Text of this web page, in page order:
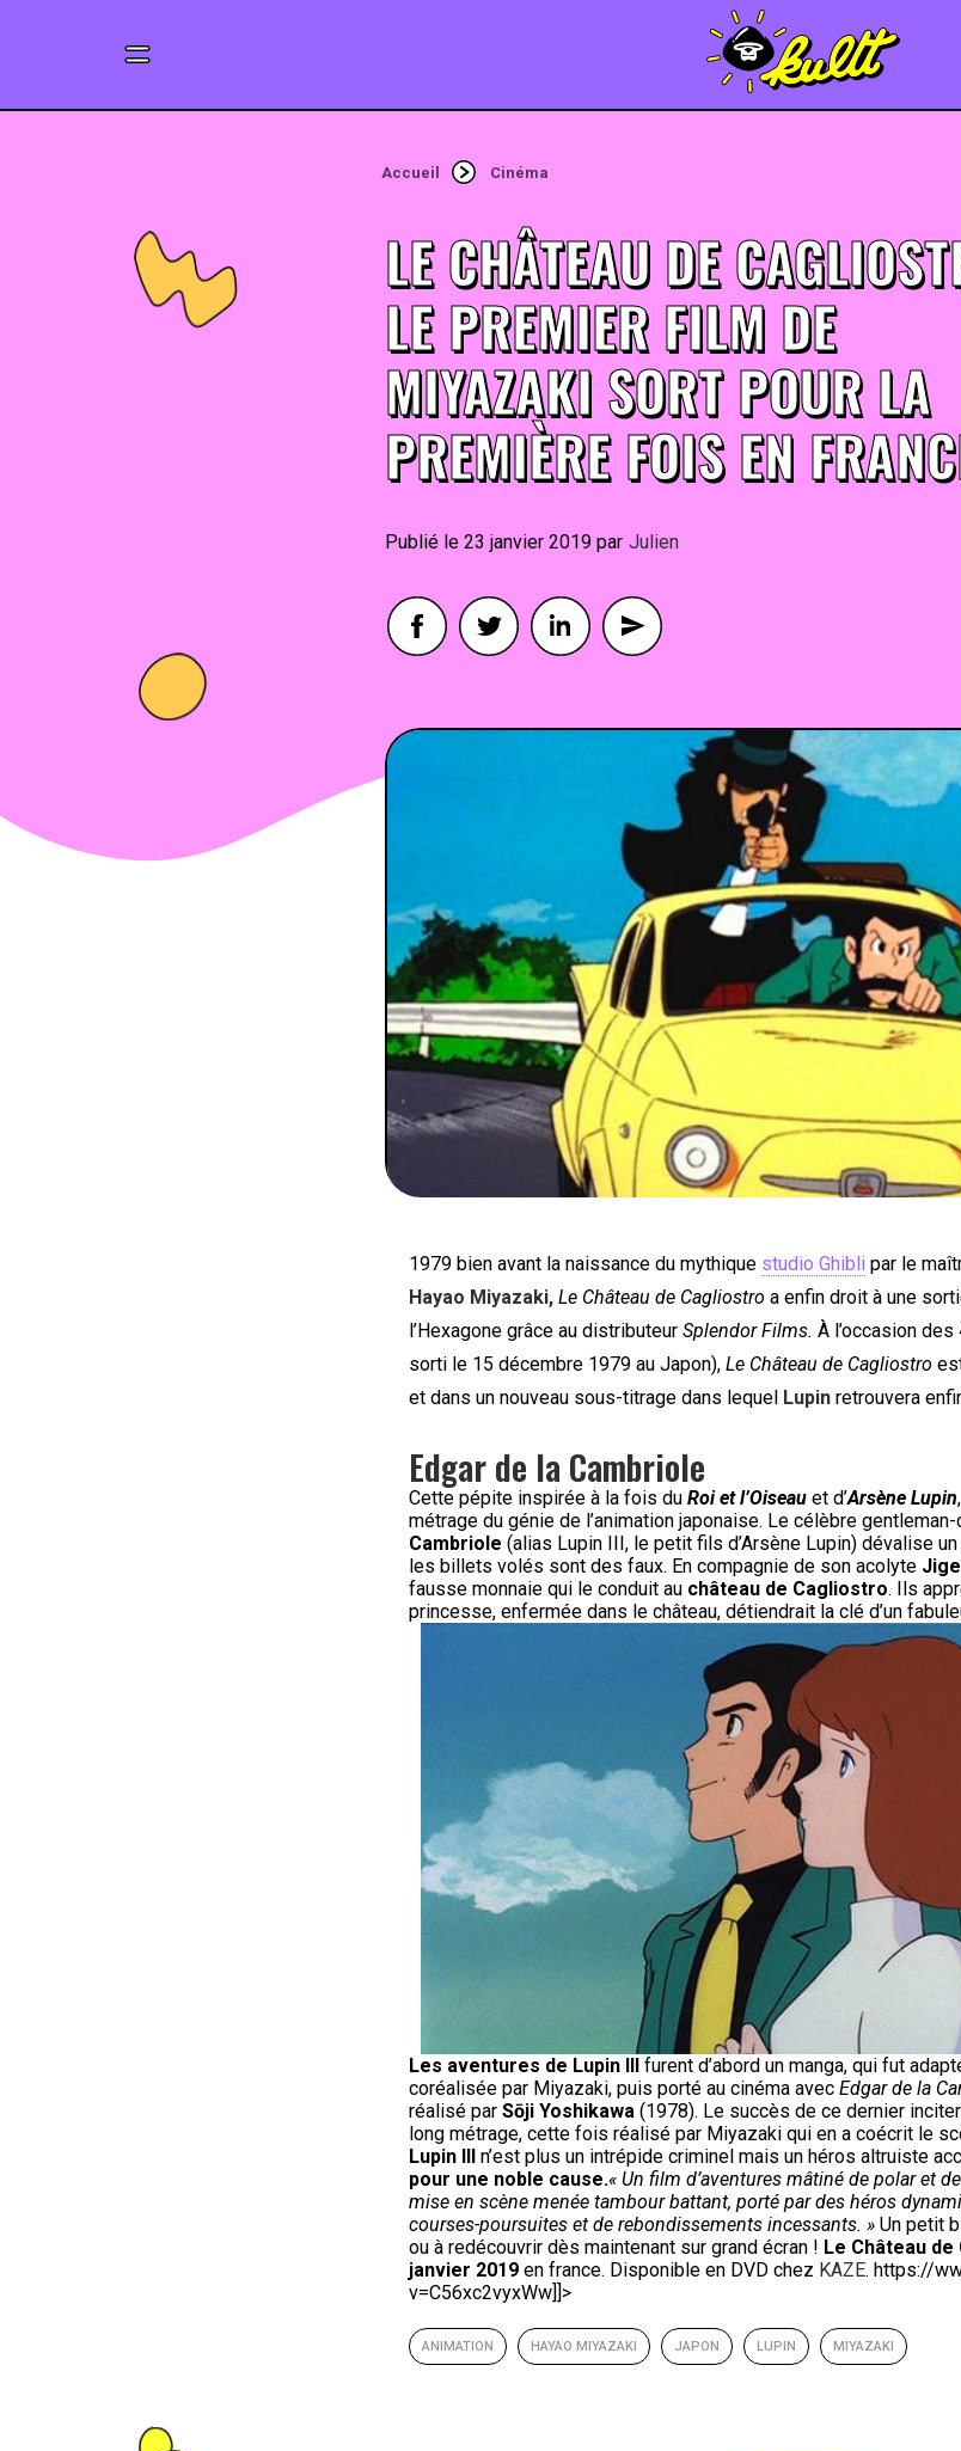
Accueil Cinéma
LE CHÂTEAU DE
LE PREMIER FILM DE
MIYAZAKI SORT POUR LA
PREMIÈRE FOIS EN
23 janvier 2019 By Julien
1979 bien avant la naissance du mythique studio Ghibli par le
Hayao Miyazaki, Le Château de Cagliostro a enfin droit à une
l’Hexagone grâce au distributeur Splendor Films. À l’occasion
sorti le 15 décembre 1979 au Japon), Le Château de Cagliostro
et dans un nouveau sous-titrage dans lequel Lupin retrouvera
Edgar de la Cambriole
Cette pépite inspirée à la fois du Roi et l’Oiseau et d’Arsène Lupin
métrage du génie de l’animation japonaise. Le célèbre
Cambriole (alias Lupin III, le petit fils d’Arsène Lupin) dévalise
les billets volés sont des faux. En compagnie de son acolyte
fausse monnaie qui le conduit au château de Cagliostro. Ils
princesse, enfermée dans le château, détiendrait la clé d’un
Les aventures de Lupin III furent d’abord un manga, qui fut
coréalisée par Miyazaki, puis porté au cinéma avec Edgar de la
réalisé par Sōji Yoshikawa (1978). Le succès de ce dernier
long métrage, cette fois réalisé par Miyazaki qui en a coécrit le
Lupin III n’est plus un intrépide criminel mais un héros altruiste
pour une noble cause.« Un film d’aventures mâtiné de polar et
mise en scène menée tambour battant, porté par des héros
courses-poursuites et de rebondissements incessants. » Un petit
ou à redécouvrir dès maintenant sur grand écran ! Le Château
janvier 2019 en france. Disponible en DVD chez KAZE. https://
v=C56xc2vyxWw]]>
ANIMATION HAYAO MIYAZAKI JAPON LUPIN MIYAZAKI